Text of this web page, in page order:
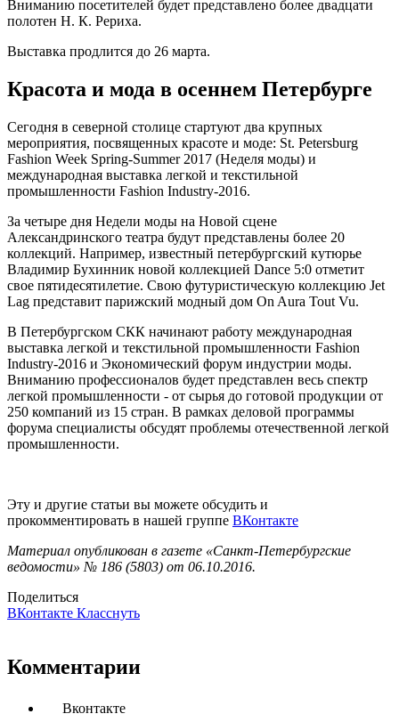
Вниманию посетителей будет представлено более двадцати
полотен Н. К. Рериха.
Выставка продлится до 26 марта.
Красота и мода в осеннем Петербурге
Сегодня в северной столице стартуют два крупных
мероприятия, посвященных красоте и моде: St. Petersburg
Fashion Week Spring-Summer 2017 (Неделя моды) и
международная выставка легкой и текстильной
промышленности Fashion Industry-2016.
За четыре дня Недели моды на Новой сцене
Александринского театра будут представлены более 20
коллекций. Например, известный петербургский кутюрье
Владимир Бухинник новой коллекцией Dance 5:0 отметит
свое пятидесятилетие. Свою футуристическую коллекцию Jet
Lag представит парижский модный дом On Aura Tout Vu.
В Петербургском СКК начинают работу международная
выставка легкой и текстильной промышленности Fashion
Industry-2016 и Экономический форум индустрии моды.
Вниманию профессионалов будет представлен весь спектр
легкой промышленности - от сырья до готовой продукции от
250 компаний из 15 стран. В рамках деловой программы
форума специалисты обсудят проблемы отечественной легкой
промышленности.
Эту и другие статьи вы можете обсудить и
прокомментировать в нашей группе ВКонтакте
Материал опубликован в газете «Санкт-Петербургские
ведомости» № 186 (5803) от 06.10.2016.
Поделиться
ВКонтакте Класснуть
Комментарии
Вконтакте